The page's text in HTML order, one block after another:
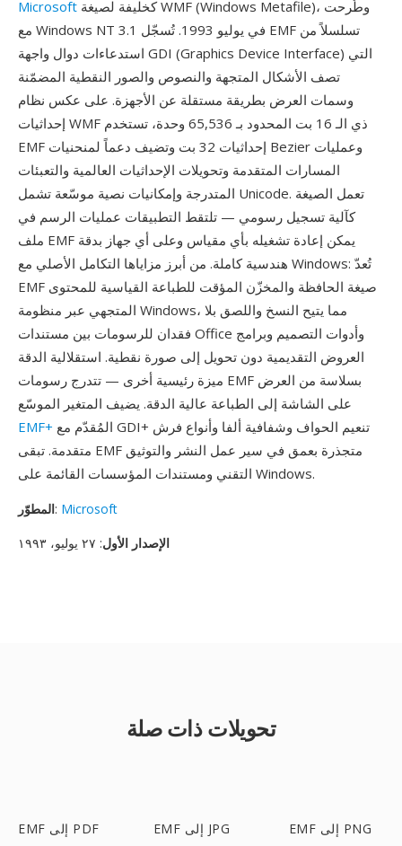
Microsoft
مع Windows NT 3.1 في يوليو 1993. تُسجّل EMF تسلسلاً من
استدعاءات دوال واجهة GDI (Graphics Device Interface) التي
تصف الأشكال المتجهة والنصوص والصور النقطية المضمّنة
وسمات العرض بطريقة مستقلة عن الأجهزة. على عكس نظام
إحداثيات WMF ذي الـ 16 بت المحدود بـ 65,536 وحدة، تستخدم
EMF إحداثيات 32 بت وتضيف دعماً لمنحنيات Bezier وعمليات
المسارات المتقدمة وتحويلات الإحداثيات العالمية والتعبئات
المتدرجة وإمكانيات نصية موسّعة تشمل Unicode. تعمل الصيغة
كآلية تسجيل رسومي — تلتقط التطبيقات عمليات الرسم في
ملف EMF يمكن إعادة تشغيله بأي مقياس وعلى أي جهاز بدقة
هندسية كاملة. من أبرز مزاياها التكامل الأصلي مع Windows: تُعدّ
EMF صيغة الحافظة والمخزّن المؤقت للطباعة القياسية للمحتوى
المتجهي عبر منظومة Windows، مما يتيح النسخ واللصق بلا
فقدان للرسومات بين مستندات Office وأدوات التصميم وبرامج
العروض التقديمية دون تحويل إلى صورة نقطية. استقلالية الدقة
ميزة رئيسية أخرى — تتدرج رسومات EMF بسلاسة من العرض
على الشاشة إلى الطباعة عالية الدقة. يضيف المتغير الموسّع
EMF+
متقدمة. تبقى EMF متجذرة بعمق في سير عمل النشر والتوثيق
التقني ومستندات المؤسسات القائمة على Windows.
المطوّر: Microsoft
الإصدار الأول: ٢٧ يوليو، ١٩٩٣
تحويلات ذات صلة
EMF إلى PDF EMF إلى JPG EMF إلى PNG